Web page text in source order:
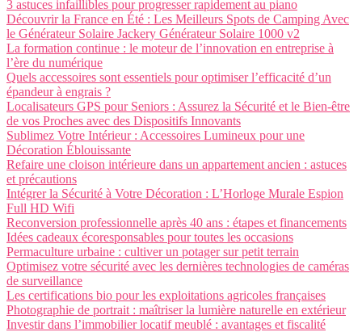
3 astuces infaillibles pour progresser rapidement au piano
Découvrir la France en Été : Les Meilleurs Spots de Camping Avec
le Générateur Solaire Jackery Générateur Solaire 1000 v2
La formation continue : le moteur de l’innovation en entreprise à
l’ère du numérique
Quels accessoires sont essentiels pour optimiser l’efficacité d’un
épandeur à engrais ?
Localisateurs GPS pour Seniors : Assurez la Sécurité et le Bien-être
de vos Proches avec des Dispositifs Innovants
Sublimez Votre Intérieur : Accessoires Lumineux pour une
Décoration Éblouissante
Refaire une cloison intérieure dans un appartement ancien : astuces
et précautions
Intégrer la Sécurité à Votre Décoration : L’Horloge Murale Espion
Full HD Wifi
Reconversion professionnelle après 40 ans : étapes et financements
Idées cadeaux écoresponsables pour toutes les occasions
Permaculture urbaine : cultiver un potager sur petit terrain
Optimisez votre sécurité avec les dernières technologies de caméras
de surveillance
Les certifications bio pour les exploitations agricoles françaises
Photographie de portrait : maîtriser la lumière naturelle en extérieur
Investir dans l’immobilier locatif meublé : avantages et fiscalité